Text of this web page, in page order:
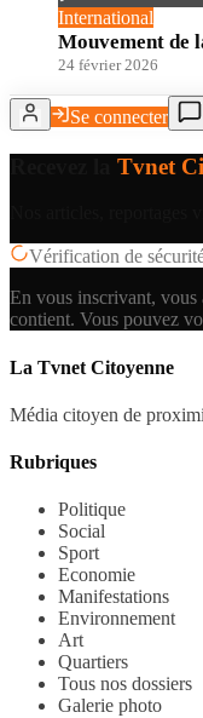
International
Mouvement de
24 février 2026
Se connecter
Tvnet
Vérification de
En vous inscrivant, vous
contient. Vous pouvez
La Tvnet Citoyenne
Média citoyen de
Rubriques
Politique
Social
Sport
Economie
Manifestations
Environnement
Art
Quartiers
Tous nos dossiers
Galerie photo